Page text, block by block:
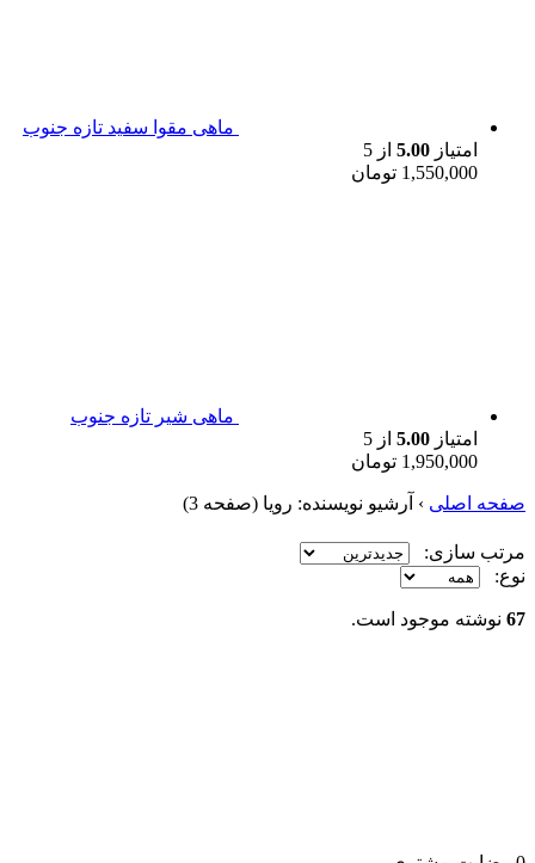
ماهی مقوا سفید تازه جنوب
امتیاز 5.00 از 5
1,550,000 تومان
ماهی شیر تازه جنوب
امتیاز 5.00 از 5
1,950,000 تومان
صفحه اصلی › آرشیو نویسنده: رویا (صفحه 3)
مرتب سازی:
نوع:
67 نوشته موجود است.